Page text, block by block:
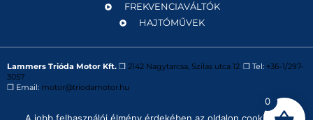
FREKVENCIAVÁLTÓK
HAJTÓMŰVEK
Lammers Trióda Motor Kft. ❒ 2142 Nagytarcsa, Szilas utca 12. ❒ Tel: +36-1/297-
3057
❒ Email: motor@triodamotor.hu
0